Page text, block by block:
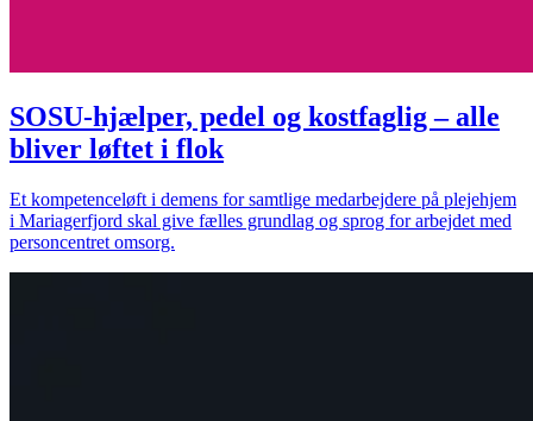
SOSU-hjælper, pedel og kostfaglig – alle
bliver løftet i flok
Et kompetenceløft i demens for samtlige medarbejdere på plejehjem
i Mariagerfjord skal give fælles grundlag og sprog for arbejdet med
personcentret omsorg.